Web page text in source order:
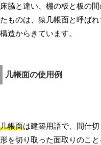
床脇と違い、棚の板と板の
たものは、猿几帳面と呼ば
構造からきています。
几帳面の使用例
几帳面は建築用語で、間仕
形を切り取った面取りのこ